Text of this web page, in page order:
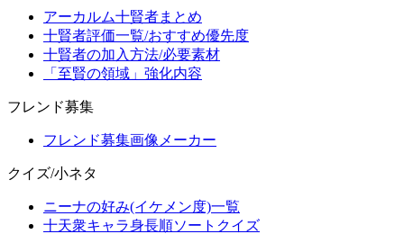
アーカルム十賢者まとめ
十賢者評価一覧/おすすめ優先度
十賢者の加入方法/必要素材
「至賢の領域」強化内容
フレンド募集
フレンド募集画像メーカー
クイズ/小ネタ
ニーナの好み(イケメン度)一覧
十天衆キャラ身長順ソートクイズ